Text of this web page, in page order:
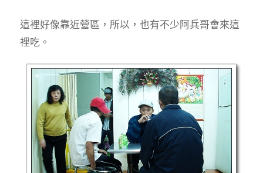
這裡好像靠近營區，所以，也有不少阿兵哥會來這
裡吃。